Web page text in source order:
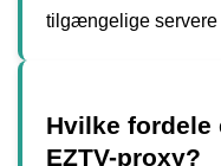
tilgængelige servere
Hvilke fordele
EZTV-proxy?